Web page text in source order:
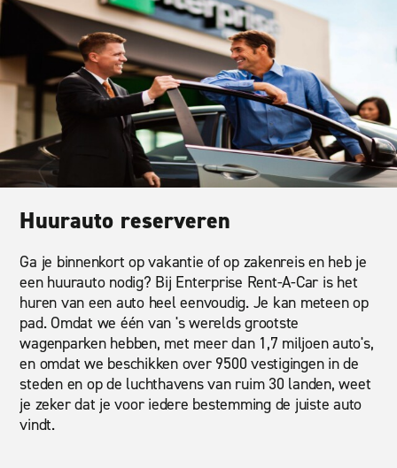
Huurauto reserveren
Ga je binnenkort op vakantie of op zakenreis en heb je
een huurauto nodig? Bij Enterprise Rent-A-Car is het
huren van een auto heel eenvoudig. Je kan meteen op
pad. Omdat we één van 's werelds grootste
wagenparken hebben, met meer dan 1,7 miljoen auto's,
en omdat we beschikken over 9500 vestigingen in de
steden en op de luchthavens van ruim 30 landen, weet
je zeker dat je voor iedere bestemming de juiste auto
vindt.